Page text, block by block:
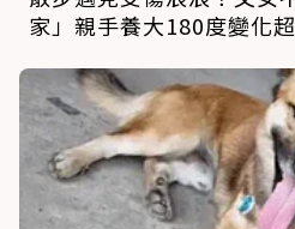
家」親手養大180度變化